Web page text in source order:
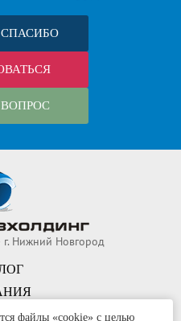
Нижний Новгород
файлы «cookie» с целью